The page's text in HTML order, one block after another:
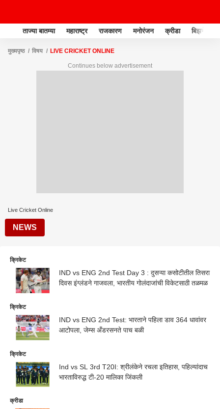
ताज्या बातम्या महाराष्ट्र राजकारण मनोरंजन क्रीडा बिझनेस
मुख्यपृष्ठ विषय LIVE CRICKET ONLINE
Continues below advertisement
Live Cricket Online
NEWS
क्रिकेट
IND vs ENG 2nd Test Day 3 : दुसऱ्या कसोटीतील तिसरा
दिवस इंग्लंडने गाजवला, भारतीय गोलंदाजांची विकेटसाठी तळमळ
क्रिकेट
IND vs ENG 2nd Test: भारताने पहिला डाव 364 धावांवर
आटोपला, जेम्स अँडरसनते पाच बळी
क्रिकेट
Ind vs SL 3rd T20I: श्रीलंकेने रचला इतिहास, पहिल्यांदाच
भारताविरुद्ध टी-20 मालिका जिंकली
क्रीडा